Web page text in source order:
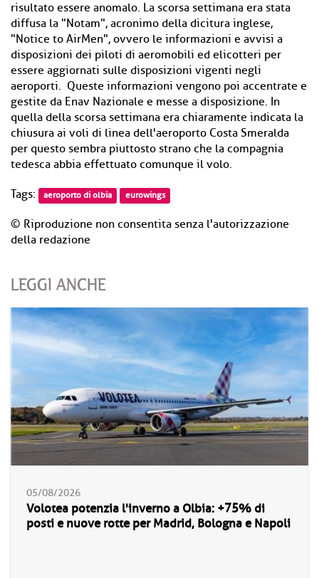
risultato essere anomalo. La scorsa settimana era stata
diffusa la "Notam", acronimo della dicitura inglese,
"Notice to AirMen", ovvero le informazioni e avvisi a
disposizioni dei piloti di aeromobili ed elicotteri per
essere aggiornati sulle disposizioni vigenti negli
aeroporti. Queste informazioni vengono poi accentrate e
gestite da Enav Nazionale e messe a disposizione. In
quella della scorsa settimana era chiaramente indicata la
chiusura ai voli di linea dell'aeroporto Costa Smeralda
per questo sembra piuttosto strano che la compagnia
tedesca abbia effettuato comunque il volo.
Tags: aeroporto di olbia eurowings
© Riproduzione non consentita senza l'autorizzazione
della redazione
LEGGI ANCHE
05/08/2026
Volotea potenzia l'inverno a Olbia: +75% di
posti e nuove rotte per Madrid, Bologna e Napoli